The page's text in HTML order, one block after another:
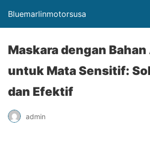
Bluemarlinmotorsusa
Maskara dengan
untuk Mata Sensitif:
dan Efektif
admin